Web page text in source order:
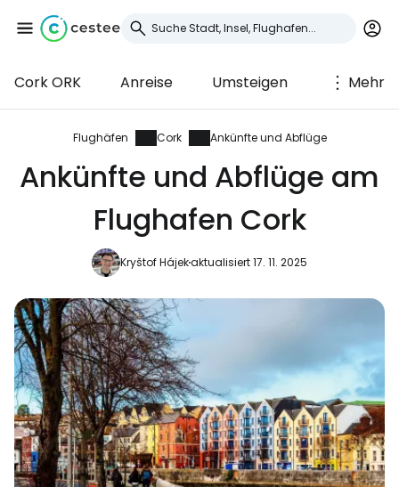
Cork ORK Anreise Umsteigen Mehr
Flughäfen Cork Ankünfte und Abflüge
Ankünfte und Abflüge am
Flughafen Cork
Kryštof Hájekaktualisiert 17. 11. 2025
Anmeldung bei
Cestee
... die weltweite Reise-Community
Weiter mit Google
Weiter mit Facebook
Weiter mit E-Mail